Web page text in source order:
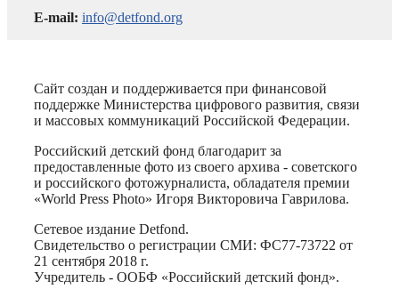
E-mail: info@detfond.org
Сайт создан и поддерживается при финансовой
поддержке Министерства цифрового развития, связи
и массовых коммуникаций Российской Федерации.
Российский детский фонд благодарит за
предоставленные фото из своего архива - советского
и российского фотожурналиста, обладателя премии
«World Press Photo» Игоря Викторовича Гаврилова.
Сетевое издание Detfond.
Свидетельство о регистрации СМИ: ФС77-73722 от
21 сентября 2018 г.
Учредитель - ООБФ «Российский детский фонд».